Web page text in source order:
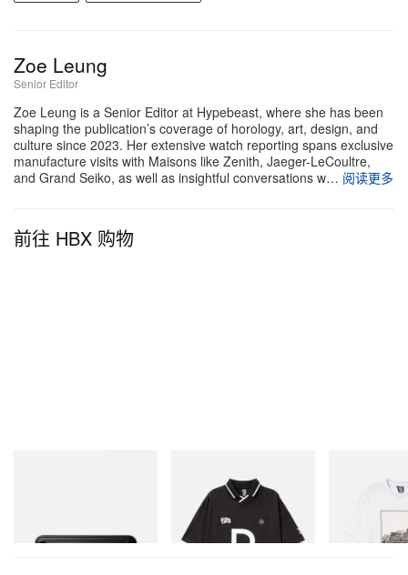
Zoe Leung
Senior Editor
Zoe Leung is a Senior Editor at Hypebeast, where she has been
shaping the publication’s coverage of horology, art, design, and
culture since 2023. Her extensive watch reporting spans exclusive
manufacture visits with Maisons like Zenith, Jaeger-LeCoultre,
and Grand Seiko, as well as insightful conversations w… 阅读更多
前往 HBX 购物
立刻购入
Billionaire Boys Club X Initial
D Game Shirt
立刻购入
Billionaire
D Cotton T-